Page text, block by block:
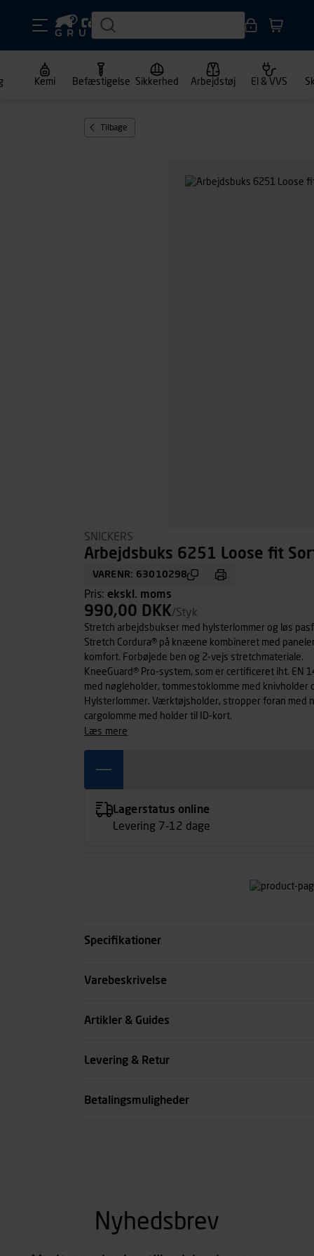
Kemi Befæstigelse Sikkerhed Arbejdstøj El & VVS
Tilbage
SNICKERS
Arbejdsbuks 6251 Loose fit
VARENR: 63010298
Pris: ekskl. moms
990,00 DKK/Styk
Stretch arbejdsbukser med hylsterlommer og løs
Stretch Cordura® på knæene kombineret med
komfort. Forbøjede ben og 2-vejs stretchmateriale.
KneeGuard® Pro-system, som er certificeret iht.
med nøgleholder, tommestoklomme med knivholder
Hylsterlommer. Værktøjsholder, stropper foran med
cargolomme med holder til ID-kort.
læs mere
Lagerstatus online
Levering 7-12 dage
Specifikationer
Størrelse
Varebeskrivelse
Artikler & Guides
Levering & Retur
Betalingsmuligheder
Nyhedsbrev